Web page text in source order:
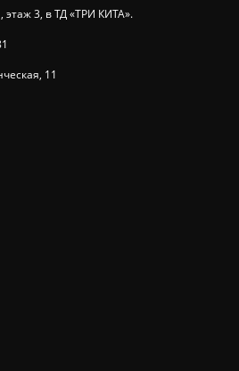
этаж 3, в ТД «ТРИ КИТА».
11